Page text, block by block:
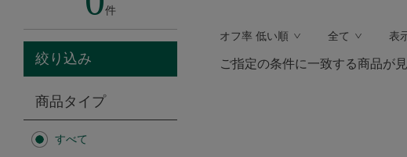
ソーシャルギフト
カタログギフト
件
絞り込み
商品タイプ
すべて
オフ率 低い順 全て 表
ご指定の条件に一致する商品が